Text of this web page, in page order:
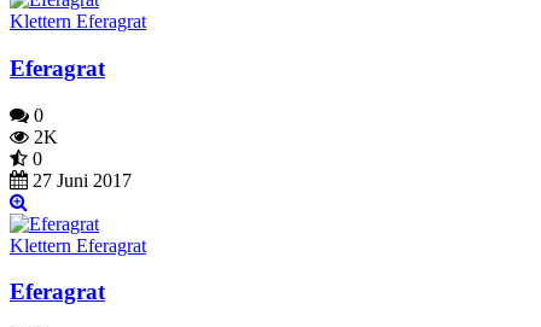
Klettern Eferagrat
Eferagrat
0
2K
0
27 Juni 2017
Klettern Eferagrat
Eferagrat